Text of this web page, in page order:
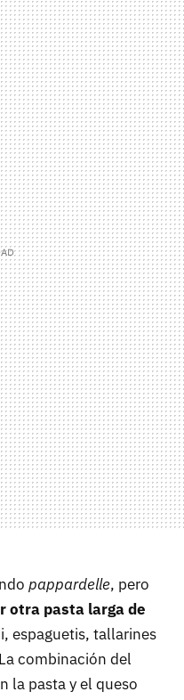
pappardelle, pero
otra pasta larga de
espaguetis, tallarines
combinación del
la pasta y el queso